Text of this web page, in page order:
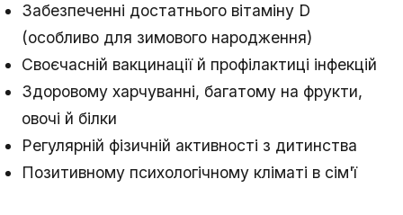
Забезпеченні достатнього вітаміну D
(особливо для зимового народження)
Своєчасній вакцинації й профілактиці інфекцій
Здоровому харчуванні, багатому на фрукти,
овочі й білки
Регулярній фізичній активності з дитинства
Позитивному психологічному кліматі в сім'ї